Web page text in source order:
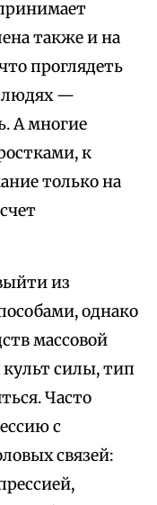
также и на
проглядеть
людях —
А многие
к
только на
из
однако
массовой
силы, тип
Часто
с
связей: